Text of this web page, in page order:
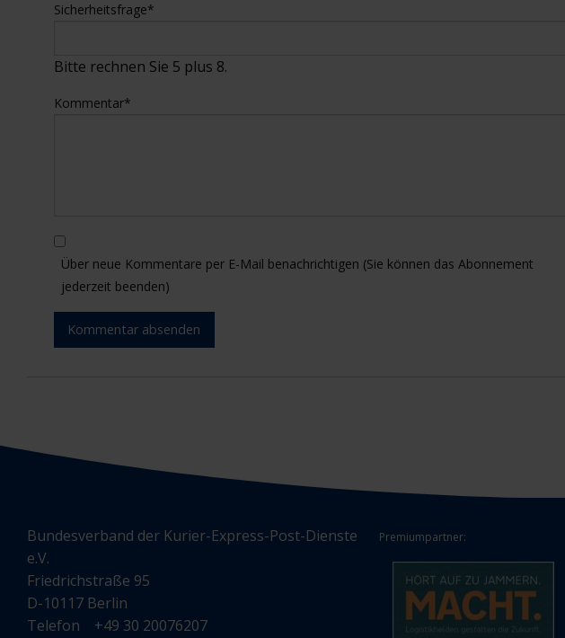
Sicherheitsfrage*
Bitte rechnen Sie 5 plus 8.
Kommentar*
Über neue Kommentare per E-Mail benachrichtigen (Sie können das Abonnement
jederzeit beenden)
Kommentar absenden
Bundesverband der Kurier-Express-Post-Dienste
e.V.
Friedrichstraße 95
D-10117 Berlin
Telefon +49 30 20076207
Premiumpartner: